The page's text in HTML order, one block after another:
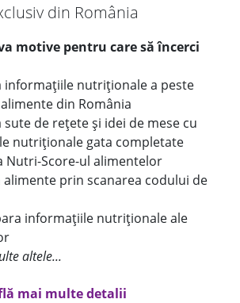
din România
motive pentru care să încerci
informațiile nutriționale a peste
din România
sute de rețete și idei de mese cu
nutriționale gata completate
Nutri-Score-ul alimentelor
alimente prin scanarea codului de
informațiile nutriționale ale
altele...
mai multe detalii